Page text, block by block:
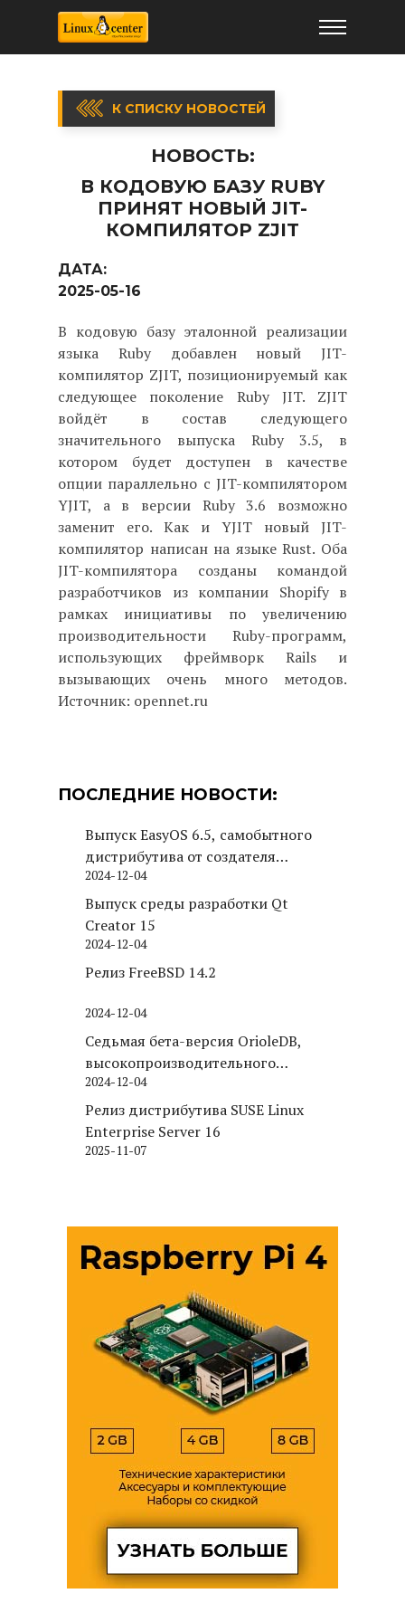
К СПИСКУ НОВОСТЕЙ
НОВОСТЬ:
В КОДОВУЮ БАЗУ RUBY
ПРИНЯТ НОВЫЙ JIT-
КОМПИЛЯТОР ZJIT
ДАТА:
2025-05-16
В кодовую базу эталонной реализации
языка Ruby добавлен новый JIT-
компилятор ZJIT, позиционируемый как
следующее поколение Ruby JIT. ZJIT
войдёт в состав следующего
значительного выпуска Ruby 3.5, в
котором будет доступен в качестве
опции параллельно с JIT-компилятором
YJIT, а в версии Ruby 3.6 возможно
заменит его. Как и YJIT новый JIT-
компилятор написан на языке Rust. Оба
JIT-компилятора созданы командой
разработчиков из компании Shopify в
рамках инициативы по увеличению
производительности Ruby-программ,
использующих фреймворк Rails и
вызывающих очень много методов.
Источник: opennet.ru
ПОСЛЕДНИЕ НОВОСТИ:
Выпуск EasyOS 6.5, самобытного
дистрибутива от создателя
Puppy Linux
2024-12-04
Выпуск среды разработки Qt
Creator 15
2024-12-04
Релиз FreeBSD 14.2
2024-12-04
Седьмая бета-версия OrioleDB,
высокопроизводительного
движка хранения для PostgreSQL
2024-12-04
Релиз дистрибутива SUSE Linux
Enterprise Server 16
2025-11-07